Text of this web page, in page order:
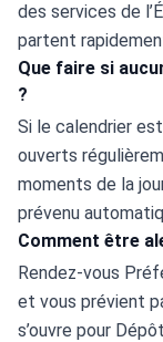
des services de
partent
Que faire si
?
Si le calendrier
ouverts
moments de la
prévenu
Comment être
Rendez-vous
et vous prévient
s’ouvre pour